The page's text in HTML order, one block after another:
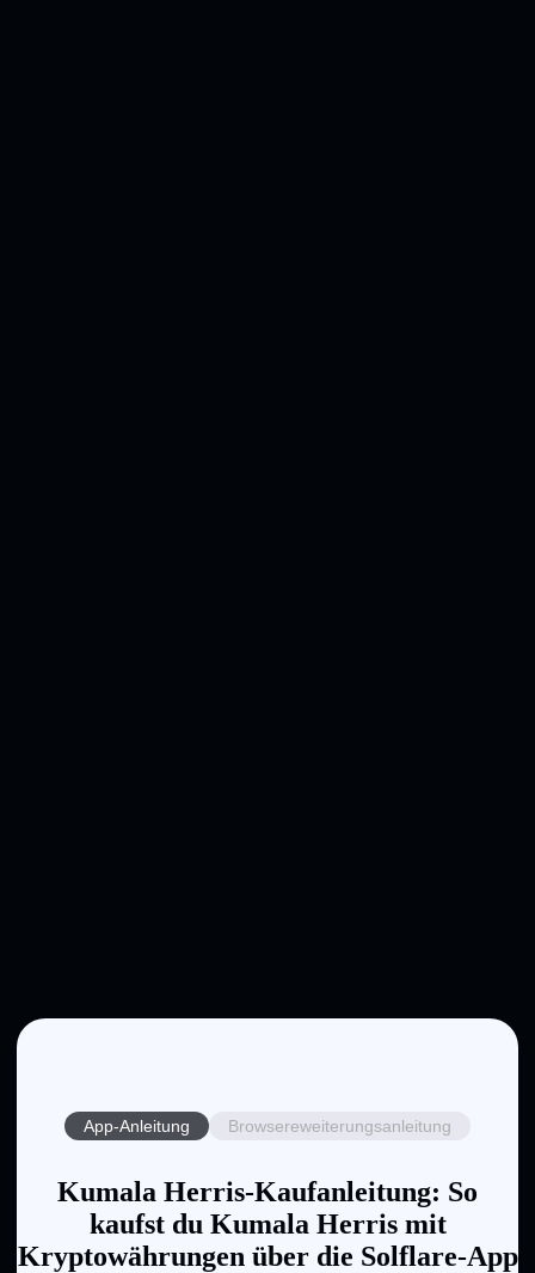
App-Anleitung Browsereweiterungsanleitung
Kumala Herris-Kaufanleitung: So
kaufst du Kumala Herris mit
Kryptowährungen über die Solflare-App